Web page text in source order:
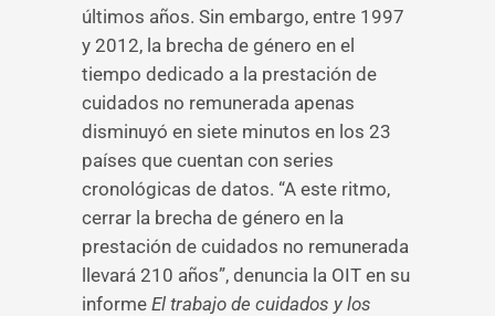
últimos años. Sin embargo, entre 1997
y 2012, la brecha de género en el
tiempo dedicado a la prestación de
cuidados no remunerada apenas
disminuyó en siete mi­nutos en los 23
países que cuentan con series
cronológicas de datos. “A este ritmo,
cerrar la brecha de género en la
prestación de cuidados no remunerada
llevará 210 años”, denuncia la OIT en su
informe El trabajo de cuidados y los